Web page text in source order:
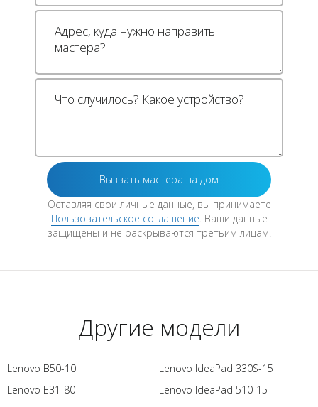
Оставляя свои личные данные, вы принимаете
Пользовательское соглашение. Ваши данные
защищены и не раскрываются третьим лицам.
Другие модели
Lenovo B50-10
Lenovo E31-80
Lenovo IdeaPad 330S-15
Lenovo IdeaPad 510-15